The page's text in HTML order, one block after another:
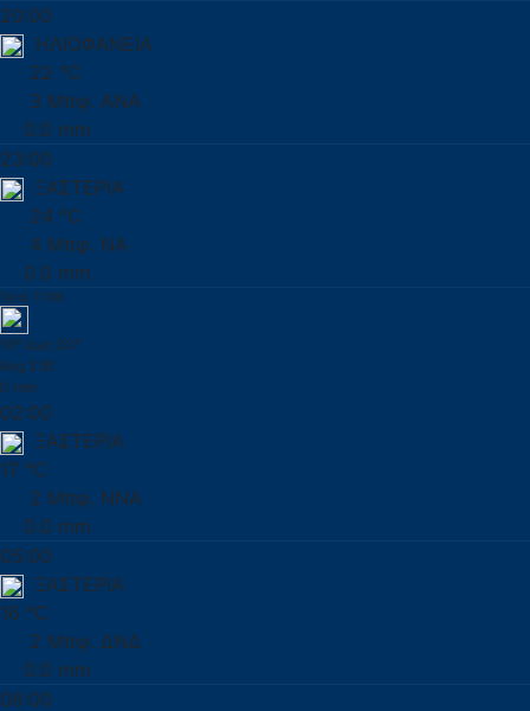
20:00
ΗΛΙΟΦΑΝΕΙΑ
22 °C
3 Μπφ. ΑΝΑ
0.0 mm
23:00
ΞΑΣΤΕΡΙΑ
24 °C
4 Μπφ. ΝΑ
0.0 mm
Τρίτη 11/08
16° έως 33°
Avg 2 Bf
0 mm
02:00
ΞΑΣΤΕΡΙΑ
17 °C
2 Μπφ. ΝΝΑ
0.0 mm
05:00
ΞΑΣΤΕΡΙΑ
16 °C
2 Μπφ. ΔΝΔ
0.0 mm
08:00